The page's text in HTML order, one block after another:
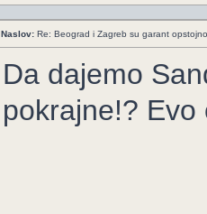
Naslov: Re: Beograd i Zagreb su garant
Da dajemo
pokrajne!?